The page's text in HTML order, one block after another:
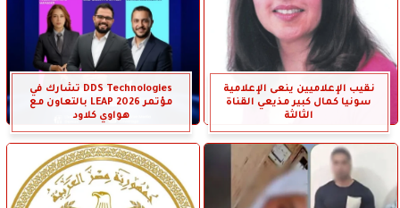
نقيب الإعلاميين ينعى الإعلامية
سونيا كمال كبير مذيعي القناة
الثالثة
DDS Technologies تشارك في
مؤتمر LEAP 2026 بالتعاون مع
هواوي كلاود